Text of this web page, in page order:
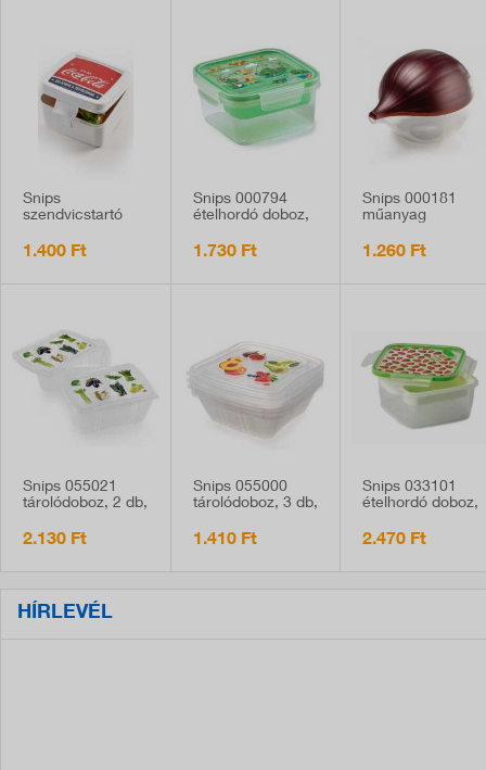
Snips
szendvicstartó
Coca-cola
1.400 Ft
Snips 000794
ételhordó doboz,
dinoszaurusz
1.730 Ft
Snips 000181
műanyag
tárolódoboz
1.260 Ft
Snips 055021
tárolódoboz, 2 db,
zöldségekhez
2.130 Ft
Snips 055000
tárolódoboz, 3 db,
1.410 Ft
Snips 033101
ételhordó doboz,
liter, epres
2.470 Ft
HÍRLEVÉL